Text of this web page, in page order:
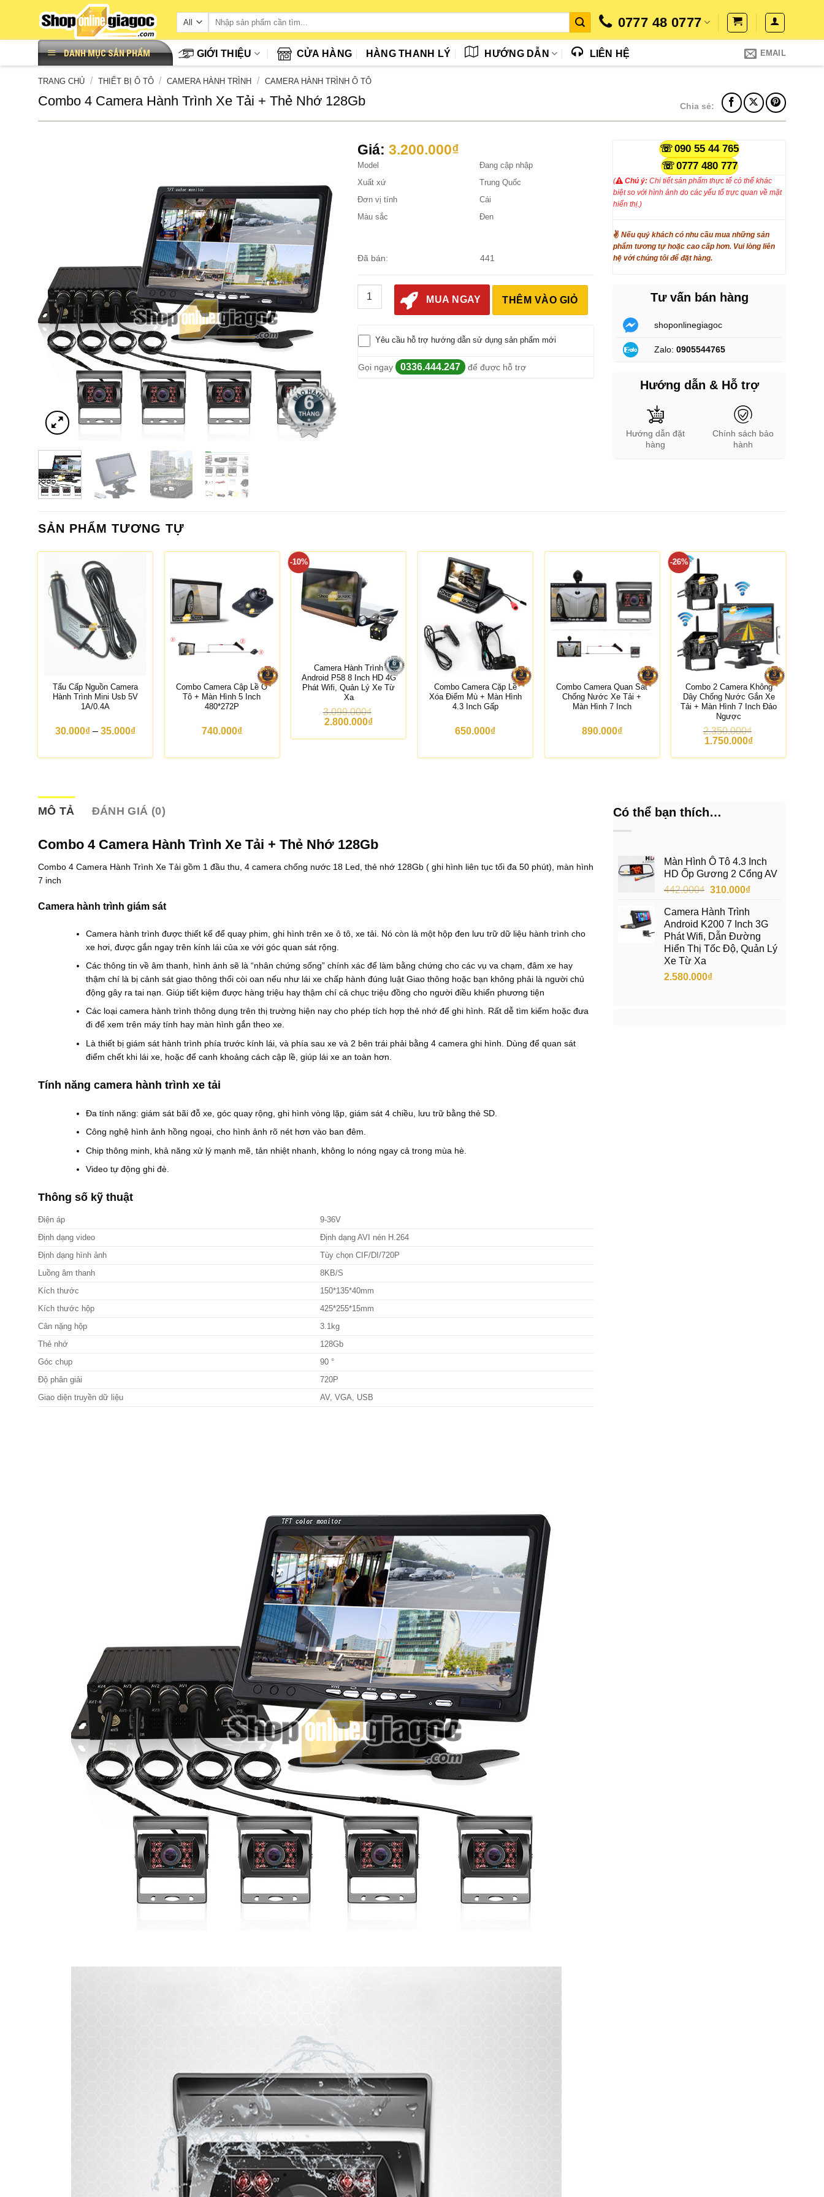
content
0777 48 0777
DANH MỤC SẢN PHẨM GIỚI THIỆU CỬA HÀNG HÀNG THANH LÝ HƯỚNG DẪN LIÊN HỆ EMAIL
TRANG CHỦ / THIẾT BỊ Ô TÔ / CAMERA HÀNH TRÌNH / CAMERA HÀNH TRÌNH Ô TÔ
Combo 4 Camera Hành Trình Xe Tải + Thẻ Nhớ 128Gb Chia sẻ:
Giá: 3.200.000₫
Model
Đang cập nhập
Xuất xứ
Trung Quốc
Đơn vị tính
Cái
Màu sắc
Đen
Đã bán: 441
Combo 4 Camera Hành Trình Xe Tải + Thẻ Nhớ 128Gb số lượng
MUA NGAY THÊM VÀO GIỎ
Yêu cầu hỗ trợ hướng dẫn sử dụng sản phẩm mới
Gọi ngay 0336.444.247 để được hỗ trợ
090 55 44 765
0777 480 777
( Chú ý: Chi tiết sản phẩm thực tế có thể khác
biệt so với hình ảnh do các yếu tố trực quan về mặt
hiển thị.)
✌Nếu quý khách có nhu cầu mua những sản
phẩm tương tự hoặc cao cấp hơn. Vui lòng liên
hệ với chúng tôi để đặt hàng.
Tư vấn bán hàng
shoponlinegiagoc
Zalo: 0905544765
Hướng dẫn & Hỗ trợ
Hướng dẫn đặt
hàng
Chính sách bảo
hành
SẢN PHẨM TƯƠNG TỰ
Tẩu Cấp Nguồn Camera
Hành Trình Mini Usb 5V
1A/0.4A
30.000₫ – 35.000₫K
ả
á
3
.
₫
n
3
.
0
0
0
Combo Camera Cập Lề Ô
Tô + Màn Hình 5 Inch
480*272P
740.000₫
-10%
Camera Hành Trình
Android P58 8 Inch HD 4G
Phát Wifi, Quản Lý Xe Từ
Xa
3.099.000₫
G
á
9
9
0
2.800.000₫G
á
:
2
8
₫
Combo Camera Cặp Lề
Xóa Điểm Mù + Màn Hình
4.3 Inch Gấp
650.000₫
Combo Camera Quan Sát
Chống Nước Xe Tải +
Màn Hình 7 Inch
890.000₫
-26%
Combo 2 Camera Không
Dây Chống Nước Gắn Xe
Tải + Màn Hình 7 Inch Đảo
Ngược
2.350.000₫
G
á
à
:
5
0
.
0
₫
.
1.750.000₫G
á
:
1
.
0
0
0
MÔ TẢ ĐÁNH GIÁ (0)
Combo 4 Camera Hành Trình Xe Tải + Thẻ Nhớ 128Gb
Combo 4 Camera Hành Trình Xe Tải gồm 1 đầu thu, 4 camera chống nước 18 Led, thẻ nhớ 128Gb ( ghi hình liên tục tối đa 50 phút), màn hình
7 inch
Camera hành trình giám sát
Camera hành trình được thiết kế để quay phim, ghi hình trên xe ô tô, xe tải. Nó còn là một hộp đen lưu trữ dữ liệu hành trình cho
xe hơi, được gắn ngay trên kính lái của xe với góc quan sát rộng.
Các thông tin về âm thanh, hình ảnh sẽ là “nhân chứng sống” chính xác để làm bằng chứng cho các vụ va chạm, đâm xe hay
thậm chí là bị cảnh sát giao thông thổi còi oan nếu như lái xe chấp hành đúng luật Giao thông hoặc bạn không phải là người chủ
động gây ra tai nạn. Giúp tiết kiệm được hàng triệu hay thậm chí cả chục triệu đồng cho người điều khiển phương tiện
Các loại camera hành trình thông dụng trên thị trường hiện nay cho phép tích hợp thẻ nhớ để ghi hình. Rất dễ tìm kiếm hoặc đưa
đi để xem trên máy tính hay màn hình gắn theo xe.
Là thiết bị giám sát hành trình phía trước kính lái, và phía sau xe và 2 bên trái phải bằng 4 camera ghi hình. Dùng để quan sát
điểm chết khi lái xe, hoặc để canh khoảng cách cập lề, giúp lái xe an toàn hơn.
Tính năng camera hành trình xe tải
Đa tính năng: giám sát bãi đỗ xe, góc quay rộng, ghi hình vòng lặp, giám sát 4 chiều, lưu trữ bằng thẻ SD.
Công nghệ hình ảnh hồng ngoại, cho hình ảnh rõ nét hơn vào ban đêm.
Chip thông minh, khả năng xử lý mạnh mẽ, tản nhiệt nhanh, không lo nóng ngay cả trong mùa hè.
Video tự động ghi đè.
Thông số kỹ thuật
Điện áp
9-36V
Định dạng video
Định dạng AVI nén H.264
Định dạng hình ảnh
Tùy chọn CIF/DI/720P
Luồng âm thanh
8KB/S
Kích thước
150*135*40mm
Kích thước hộp
425*255*15mm
Cân nặng hộp
3.1kg
Thẻ nhớ
128Gb
Góc chụp
90 °
Độ phân giải
720P
Giao diện truyền dữ liệu
AV, VGA, USB
Có thể bạn thích…
Màn Hình Ô Tô 4.3 Inch
HD Ốp Gương 2 Cổng AV
442.000₫ Giá
là:
442.000₫.
310.000₫Giá
là:
310.000₫.
Camera Hành Trình
Android K200 7 Inch 3G
Phát Wifi, Dẫn Đường
Hiển Thị Tốc Độ, Quản Lý
Xe Từ Xa
2.580.000₫